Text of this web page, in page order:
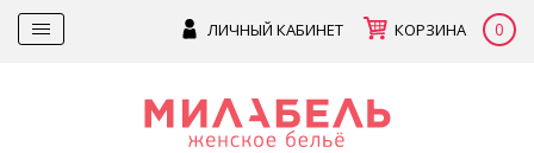
ЛИЧНЫЙ КАБИНЕТ КОРЗИНА 0